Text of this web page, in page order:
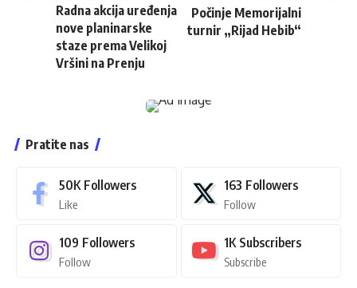
Radna akcija uređenja
nove planinarske
staze prema Velikoj
Vršini na Prenju
Počinje Memorijalni
turnir „Rijad Hebib“
Pratite nas
50K Followers
Like
163 Followers
Follow
109 Followers
Follow
1K Subscribers
Subscribe